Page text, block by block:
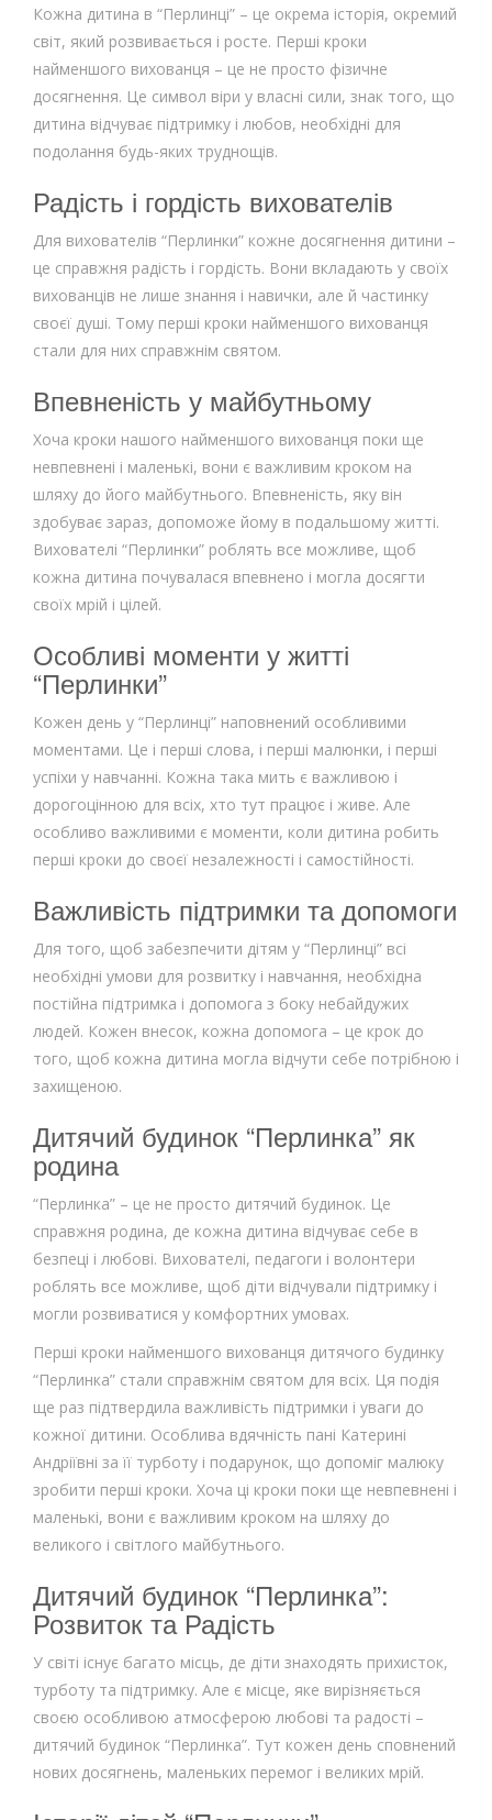
Кожна дитина в “Перлинці” – це окрема історія, окремий
світ, який розвивається і росте. Перші кроки
найменшого вихованця – це не просто фізичне
досягнення. Це символ віри у власні сили, знак того, що
дитина відчуває підтримку і любов, необхідні для
подолання будь-яких труднощів.
Радість і гордість вихователів
Для вихователів “Перлинки” кожне досягнення дитини –
це справжня радість і гордість. Вони вкладають у своїх
вихованців не лише знання і навички, але й частинку
своєї душі. Тому перші кроки найменшого вихованця
стали для них справжнім святом.
Впевненість у майбутньому
Хоча кроки нашого найменшого вихованця поки ще
невпевнені і маленькі, вони є важливим кроком на
шляху до його майбутнього. Впевненість, яку він
здобуває зараз, допоможе йому в подальшому житті.
Вихователі “Перлинки” роблять все можливе, щоб
кожна дитина почувалася впевнено і могла досягти
своїх мрій і цілей.
Особливі моменти у житті
“Перлинки”
Кожен день у “Перлинці” наповнений особливими
моментами. Це і перші слова, і перші малюнки, і перші
успіхи у навчанні. Кожна така мить є важливою і
дорогоцінною для всіх, хто тут працює і живе. Але
особливо важливими є моменти, коли дитина робить
перші кроки до своєї незалежності і самостійності.
Важливість підтримки та допомоги
Для того, щоб забезпечити дітям у “Перлинці” всі
необхідні умови для розвитку і навчання, необхідна
постійна підтримка і допомога з боку небайдужих
людей. Кожен внесок, кожна допомога – це крок до
того, щоб кожна дитина могла відчути себе потрібною і
захищеною.
Дитячий будинок “Перлинка” як
родина
“Перлинка” – це не просто дитячий будинок. Це
справжня родина, де кожна дитина відчуває себе в
безпеці і любові. Вихователі, педагоги і волонтери
роблять все можливе, щоб діти відчували підтримку і
могли розвиватися у комфортних умовах.
Перші кроки найменшого вихованця дитячого будинку
“Перлинка” стали справжнім святом для всіх. Ця подія
ще раз підтвердила важливість підтримки і уваги до
кожної дитини. Особлива вдячність пані Катерині
Андріївні за її турботу і подарунок, що допоміг малюку
зробити перші кроки. Хоча ці кроки поки ще невпевнені і
маленькі, вони є важливим кроком на шляху до
великого і світлого майбутнього.
Дитячий будинок “Перлинка”:
Розвиток та Радість
У світі існує багато місць, де діти знаходять прихисток,
турботу та підтримку. Але є місце, яке вирізняється
своєю особливою атмосферою любові та радості –
дитячий будинок “Перлинка”. Тут кожен день сповнений
нових досягнень, маленьких перемог і великих мрій.